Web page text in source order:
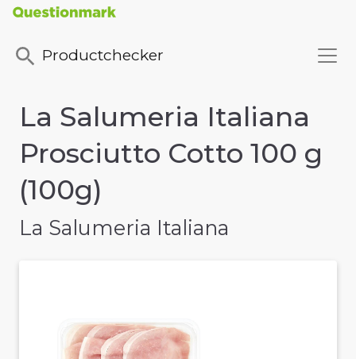
Productchecker
La Salumeria Italiana
Prosciutto Cotto 100 g
(100g)
La Salumeria Italiana